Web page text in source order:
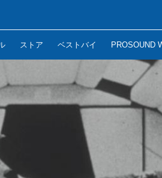
ストア ベストバイ PROSOUND